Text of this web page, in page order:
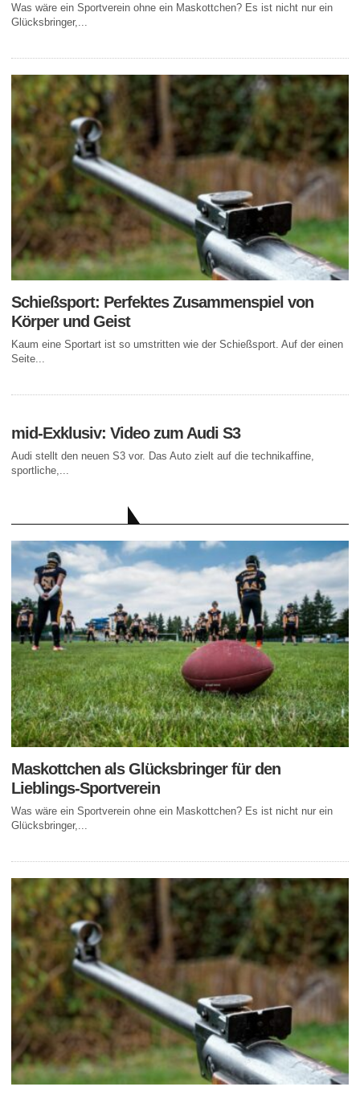
Was wäre ein Sportverein ohne ein Maskottchen? Es ist nicht nur ein
Glücksbringer,...
Schießsport: Perfektes Zusammenspiel von
Körper und Geist
Kaum eine Sportart ist so umstritten wie der Schießsport. Auf der einen
Seite...
mid-Exklusiv: Video zum Audi S3
Audi stellt den neuen S3 vor. Das Auto zielt auf die technikaffine,
sportliche,...
Maskottchen als Glücksbringer für den
Lieblings-Sportverein
Was wäre ein Sportverein ohne ein Maskottchen? Es ist nicht nur ein
Glücksbringer,...